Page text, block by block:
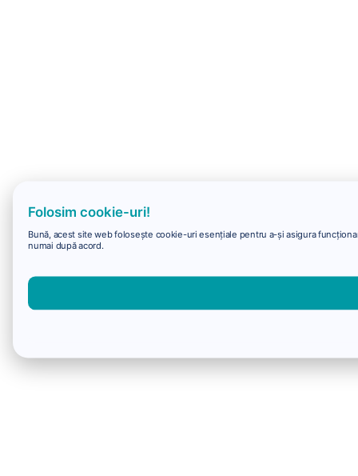
Folosim cookie-uri!
Bună, acest site web folosește cookie-uri esențiale pentru a-și asigura
numai după acord.